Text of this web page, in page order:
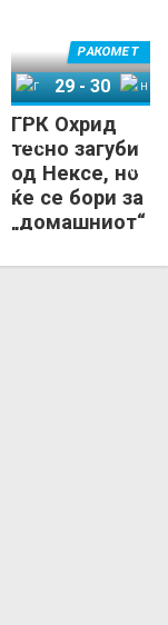
ГРК Охрид
тесно загуби
од Нексе, но
ќе се бори за
„домашниот“
РАКОМЕТ
ГРК Охрид
29- 30